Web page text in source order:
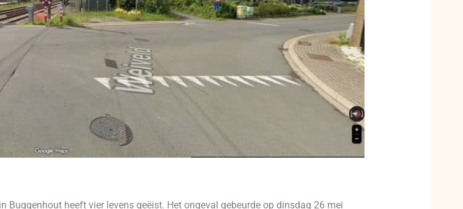
Buggenhout heeft vier levens geëist. Het ongeval gebeurde op dinsdag 26 mei